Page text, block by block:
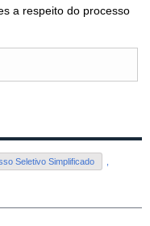
a respeito do processo
Seletivo Simplificado ,